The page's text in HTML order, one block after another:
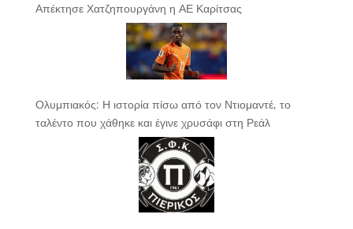
Απέκτησε Χατζηπουργάνη η ΑΕ Καρίτσας
Ολυμπιακός: Η ιστορία πίσω από τον Ντιομαντέ, το
ταλέντο που χάθηκε και έγινε χρυσάφι στη Ρεάλ